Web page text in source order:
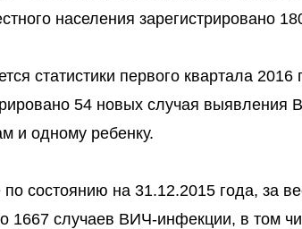
населения зарегистрировано
статистики первого квартала
54 новых случая
и одному ребенку.
по состоянию на 31.12.2015 года, за
1667 случаев ВИЧ-инфекции, в том